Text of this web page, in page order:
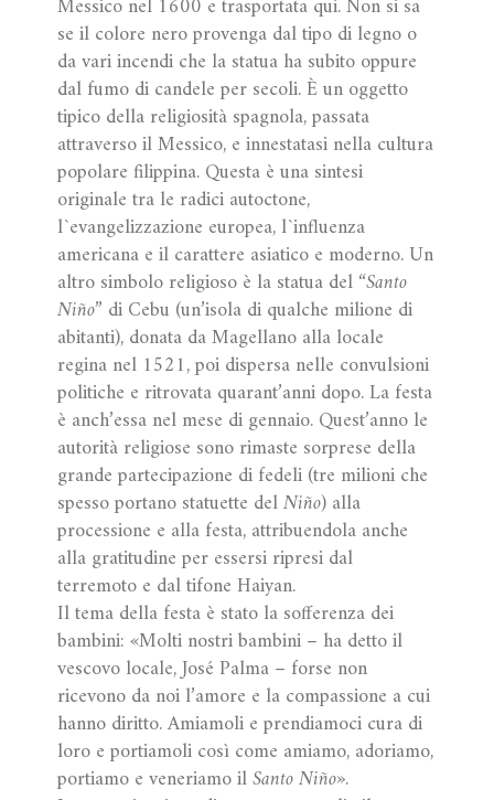
Messico nel 1600 e trasportata qui. Non si sa
se il colore nero provenga dal tipo di legno o
da vari incendi che la statua ha subito oppure
dal fumo di candele per secoli. È un oggetto
tipico della religiosità spagnola, passata
attraverso il Messico, e innestatasi nella cultura
popolare filippina. Questa è una sintesi
originale tra le radici autoctone,
l`evangelizzazione europea, l`influenza
americana e il carattere asiatico e moderno. Un
altro simbolo religioso è la statua del “Santo
Niño” di Cebu (un’isola di qualche milione di
abitanti), donata da Magellano alla locale
regina nel 1521, poi dispersa nelle convulsioni
politiche e ritrovata quarant’anni dopo. La festa
è anch’essa nel mese di gennaio. Quest’anno le
autorità religiose sono rimaste sorprese della
grande partecipazione di fedeli (tre milioni che
spesso portano statuette delNiño) alla
processione e alla festa, attribuendola anche
alla gratitudine per essersi ripresi dal
terremoto e dal tifone Haiyan.
Il tema della festa è stato la sofferenza dei
bambini: «Molti nostri bambini – ha detto il
vescovo locale, José Palma – forse non
ricevono da noi l’amore e la compassione a cui
hanno diritto. Amiamoli e prendiamoci cura di
loro e portiamoli così come amiamo, adoriamo,
portiamo e veneriamo ilSanto Niño».